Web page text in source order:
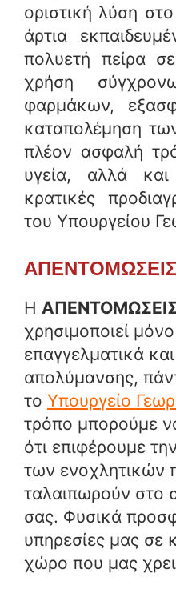
οριστική λύση
άρτια
πολυετή πείρα
χρήση
φαρμάκων,
καταπολέμηση
πλέον ασφαλή
υγεία, αλλά
κρατικές
του Υπουργείου
ΑΠΕΝΤΟΜΩΣΕΙΣ
Η ΑΠΕΝΤΟΜΩΣΕΙΣ
χρησιμοποιεί
επαγγελματικά
απολύμανσης,
το Υπουργείο
τρόπο μπορούμε
ότι επιφέρουμε
των ενοχλητικών
ταλαιπωρούν στο
σας. Φυσικά
υπηρεσίες μας σε
χώρο που μας